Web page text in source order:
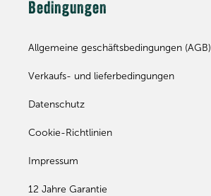
Bedingungen
Allgemeine geschäftsbedingungen (AGB)
Verkaufs- und lieferbedingungen
Datenschutz
Cookie-Richtlinien
Impressum
12 Jahre Garantie